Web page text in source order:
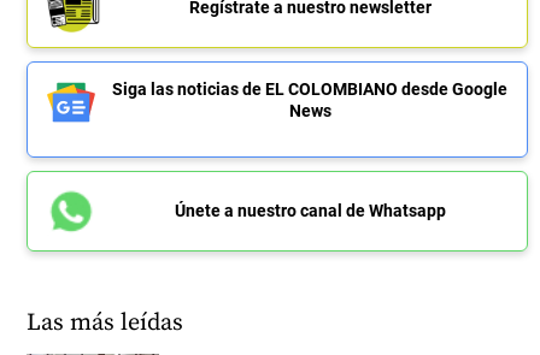
Regístrate a nuestro newsletter
Siga las noticias de EL COLOMBIANO desde Google
News
Únete a nuestro canal de Whatsapp
Las más leídas